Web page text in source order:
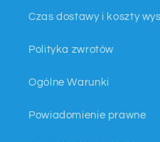
Czas dostawy i koszty
Polityka zwrotów
Ogólne Warunki
Powiadomienie prawne